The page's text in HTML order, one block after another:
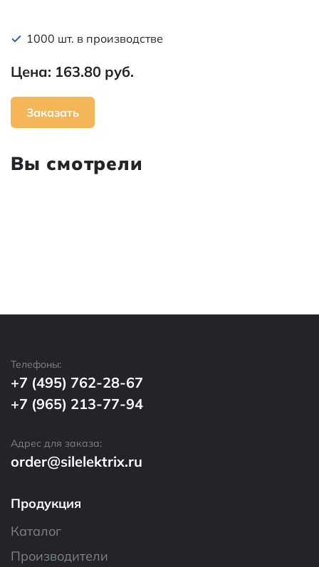
1000 шт. в производстве
Цена: 163.80 руб.
Заказать
Вы смотрели
Телефоны:
+7 (495) 762-28-67
+7 (965) 213-77-94
Адрес для заказа:
order@silelektrix.ru
Продукция
Каталог
Производители